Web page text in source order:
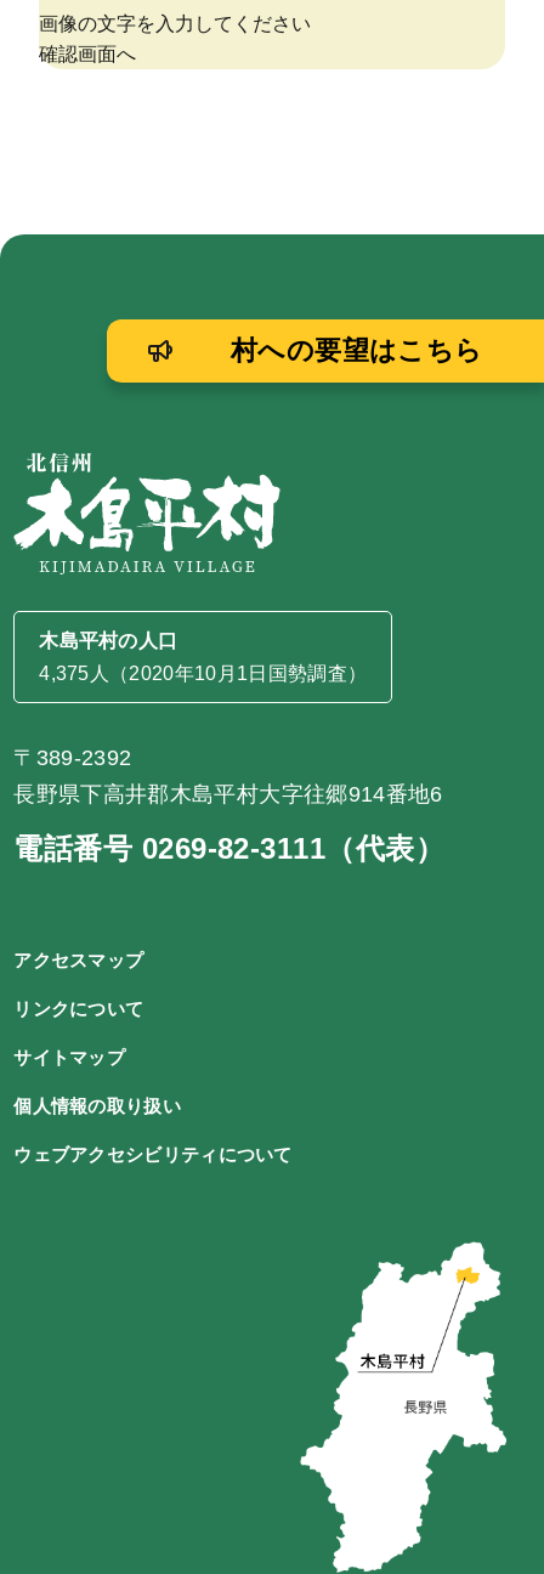
木島平村の人口
4,375人（2020年10月1日国勢調査）
〒389-2392
長野県下高井郡木島平村大字往郷914番地6
電話番号 0269-82-3111（代表）
村への要望はこちら
アクセスマップ
リンクについて
サイトマップ
個人情報の取り扱い
ウェブアクセシビリティについて